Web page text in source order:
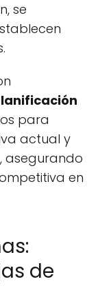
se
para
actual y
asegurando
en
de